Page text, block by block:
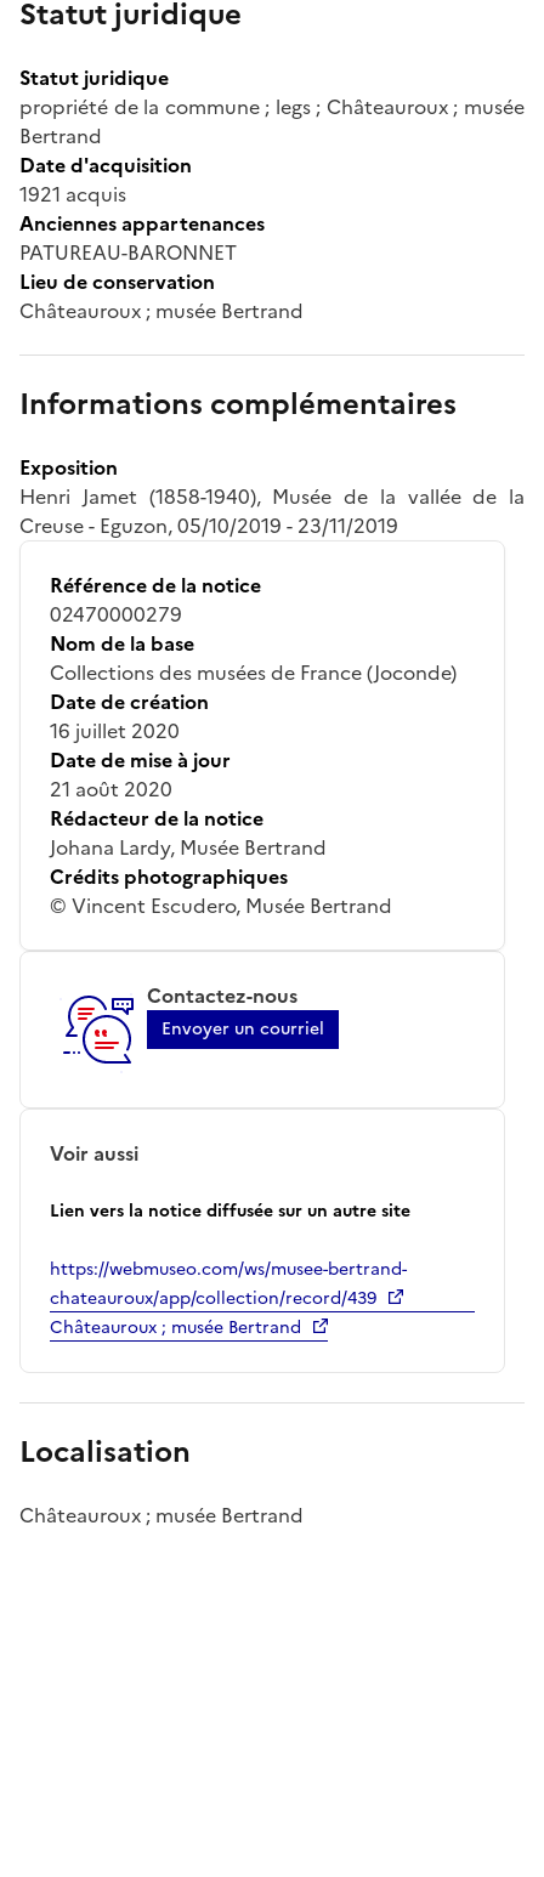
Statut juridique
Statut juridique
propriété de la commune ; legs ; Châteauroux ; musée
Bertrand
Date d'acquisition
1921 acquis
Anciennes appartenances
PATUREAU-BARONNET
Lieu de conservation
Châteauroux ; musée Bertrand
Informations complémentaires
Exposition
Henri Jamet (1858-1940), Musée de la vallée de la
Creuse - Eguzon, 05/10/2019 - 23/11/2019
Référence de la notice
02470000279
Nom de la base
Collections des musées de France (Joconde)
Date de création
16 juillet 2020
Date de mise à jour
21 août 2020
Rédacteur de la notice
Johana Lardy, Musée Bertrand
Crédits photographiques
© Vincent Escudero, Musée Bertrand
Contactez-nous
Envoyer un courriel
Voir aussi
Lien vers la notice diffusée sur un autre site
https://webmuseo.com/ws/musee-bertrand-
chateauroux/app/collection/record/439
Châteauroux ; musée Bertrand
Localisation
Châteauroux ; musée Bertrand